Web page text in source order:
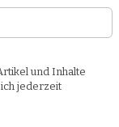
und Inhalte
jederzeit